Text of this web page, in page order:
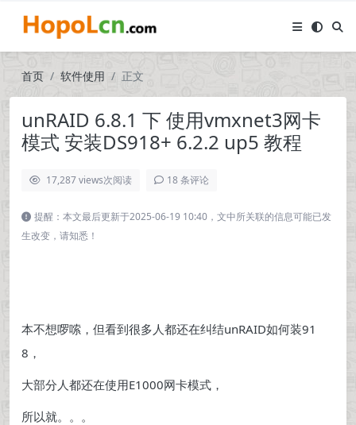
首页 软件使用 正文
unRAID 6.8.1 下 使用vmxnet3网卡
模式 安装DS918+ 6.2.2 up5 教程
17,287 views次阅读 18 条评论
提醒：本文最后更新于2025-06-19 10:40，文中所关联的信息可能已发
生改变，请知悉！
本不想啰嗦，但看到很多人都还在纠结unRAID如何装91
8，
大部分人都还在使用E1000网卡模式，
所以就。。。